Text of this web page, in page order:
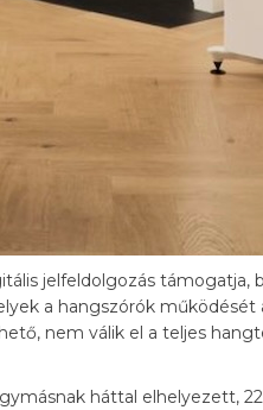
jelfeldolgozás támogatja,
a hangszórók
nem válik el a teljes
háttal elhelyezett,